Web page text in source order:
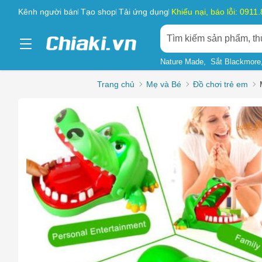
Kênh người bán Tạo shop Tải ứng dụng Khiếu nại, báo lỗi:
Nature Made Sắt Blackmore
Trang chủ Mẹ và Bé Đồ chơi trẻ em
Chọn
Sản
Hàng